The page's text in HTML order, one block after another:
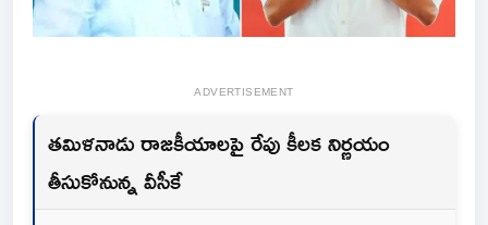
ADVERTISEMENT
తమిళనాడు రాజకీయాలపై రేపు కీలక నిర్ణయం
తీసుకోనున్న వీసీకే